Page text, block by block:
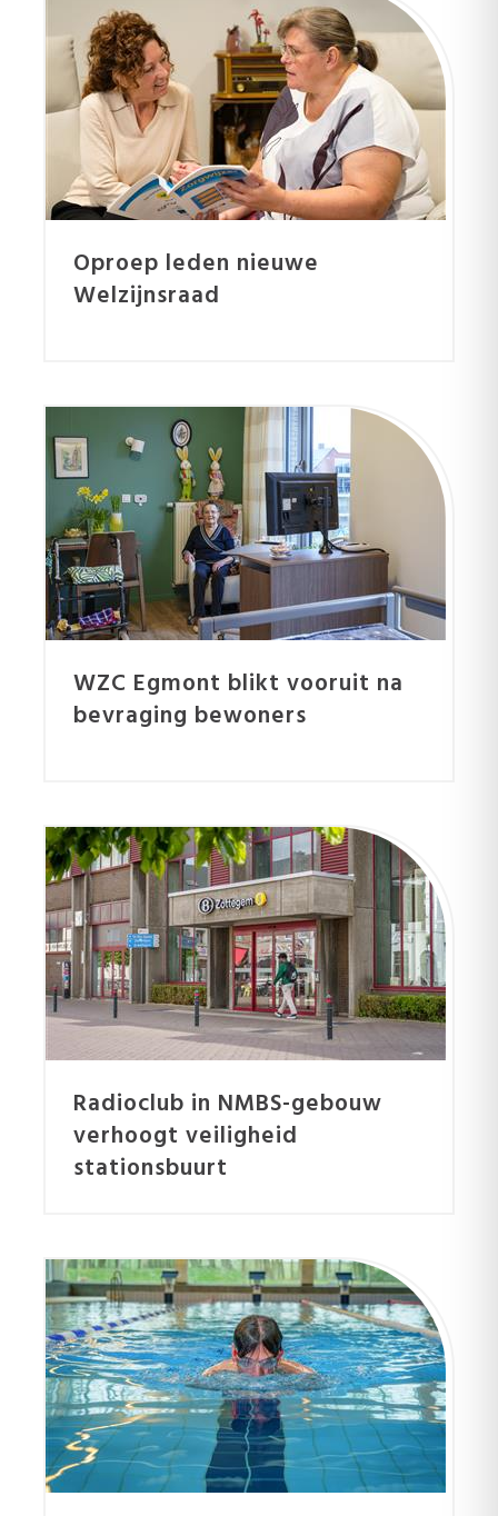
Oproep leden nieuwe
Welzijnsraad
WZC Egmont blikt vooruit na
bevraging bewoners
Radioclub in NMBS-gebouw
verhoogt veiligheid
stationsbuurt